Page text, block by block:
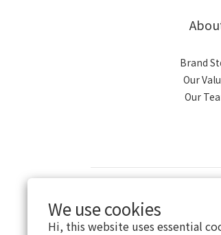
We use cookies
Hi, this website uses essential
Brand
Our
Our